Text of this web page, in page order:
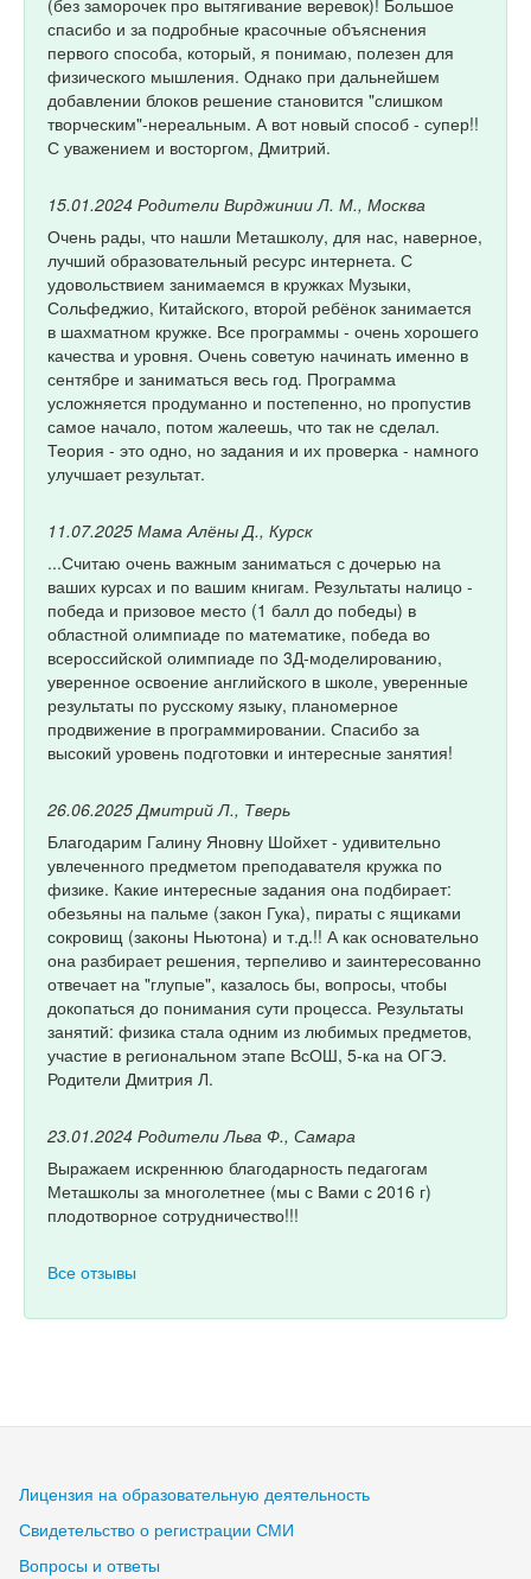
(без заморочек про вытягивание веревок)! Большое
спасибо и за подробные красочные объяснения
первого способа, который, я понимаю, полезен для
физического мышления. Однако при дальнейшем
добавлении блоков решение становится "слишком
творческим"-нереальным. А вот новый способ - супер!!
С уважением и восторгом, Дмитрий.
15.01.2024 Родители Вирджинии Л. М., Москва
Очень рады, что нашли Меташколу, для нас, наверное,
лучший образовательный ресурс интернета. С
удовольствием занимаемся в кружках Музыки,
Сольфеджио, Китайского, второй ребёнок занимается
в шахматном кружке. Все программы - очень хорошего
качества и уровня. Очень советую начинать именно в
сентябре и заниматься весь год. Программа
усложняется продуманно и постепенно, но пропустив
самое начало, потом жалеешь, что так не сделал.
Теория - это одно, но задания и их проверка - намного
улучшает результат.
11.07.2025 Мама Алёны Д., Курск
...Считаю очень важным заниматься с дочерью на
ваших курсах и по вашим книгам. Результаты налицо -
победа и призовое место (1 балл до победы) в
областной олимпиаде по математике, победа во
всероссийской олимпиаде по 3Д-моделированию,
уверенное освоение английского в школе, уверенные
результаты по русскому языку, планомерное
продвижение в программировании. Спасибо за
высокий уровень подготовки и интересные занятия!
26.06.2025Дмитрий Л., Тверь
Благодарим Галину Яновну Шойхет - удивительно
увлеченного предметом преподавателя кружка по
физике. Какие интересные задания она подбирает:
обезьяны на пальме (закон Гука), пираты с ящиками
сокровищ (законы Ньютона) и т.д.!! А как основательно
она разбирает решения, терпеливо и заинтересованно
отвечает на "глупые", казалось бы, вопросы, чтобы
докопаться до понимания сути процесса. Результаты
занятий: физика стала одним из любимых предметов,
участие в региональном этапе ВсОШ, 5-ка на ОГЭ.
Родители Дмитрия Л.
23.01.2024 Родители Льва Ф., Самара
Выражаем искреннюю благодарность педагогам
Меташколы за многолетнее (мы с Вами с 2016 г)
плодотворное сотрудничество!!!
Все отзывы
Лицензия на образовательную деятельность
Свидетельство о регистрации СМИ
Вопросы и ответы